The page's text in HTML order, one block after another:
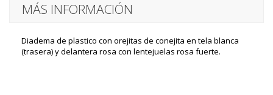
MÁS INFORMACIÓN
Diadema de plastico con orejitas de conejita en tela blanca
(trasera) y delantera rosa con lentejuelas rosa fuerte.